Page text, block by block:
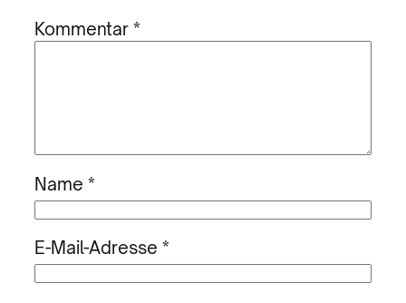
Kommentar*
Name *
E-Mail-Adresse *